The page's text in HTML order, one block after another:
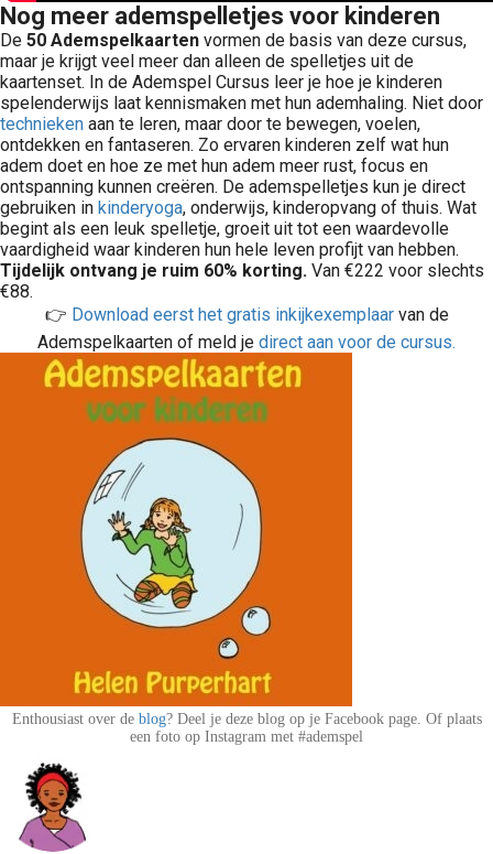
Nog meer ademspelletjes voor kinderen
De 50 Ademspelkaarten vormen de basis van deze cursus,
maar je krijgt veel meer dan alleen de spelletjes uit de
kaartenset. In de Ademspel Cursus leer je hoe je kinderen
spelenderwijs laat kennismaken met hun ademhaling. Niet door
technieken aan te leren, maar door te bewegen, voelen,
ontdekken en fantaseren. Zo ervaren kinderen zelf wat hun
adem doet en hoe ze met hun adem meer rust, focus en
ontspanning kunnen creëren. De ademspelletjes kun je direct
gebruiken in kinderyoga, onderwijs, kinderopvang of thuis. Wat
begint als een leuk spelletje, groeit uit tot een waardevolle
vaardigheid waar kinderen hun hele leven profijt van hebben.
Tijdelijk ontvang je ruim 60% korting. Van €222 voor slechts
€88.
👉 Download eerst het gratis inkijkexemplaarvan de
Ademspelkaarten of meld je direct aan voor de cursus.
Enthousiast over de blog? Deel je deze blog op je Facebook page. Of plaats
een foto op Instagram met #ademspel